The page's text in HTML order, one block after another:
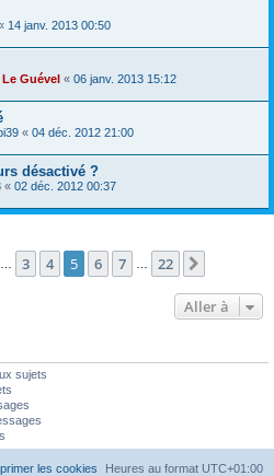
14 janv. 2013 00:50
Guével « 06 janv. 2013 15:12
« 04 déc. 2012 21:00
désactivé ?
« 02 déc. 2012 00:37
22
3 4 5 6 7 22
Aller à
sujets
Heures au format UTC+01:00
les cookies